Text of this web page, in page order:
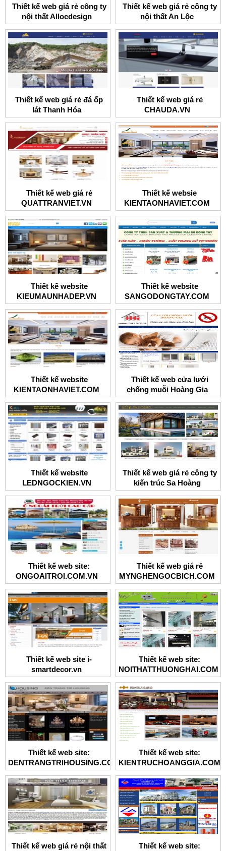
Thiết kế web giá rẻ công ty
nội thất Allocdesign
Thiết kế web giá rẻ công ty
nội thất An Lộc
Thiết kế web giá rẻ đá ốp
lát Thanh Hóa
Thiết kế web giá rẻ
CHAUDA.VN
Thiết kế web giá rẻ
QUATTRANVIET.VN
Thiết kế websie
KIENTAONHAVIET.COM
Thiết kế website
KIEUMAUNHADEP.VN
Thiết kế website
SANGODONGTAY.COM
Thiết kế website
KIENTAONHAVIET.COM
Thiết kế web cửa lưới
chống muỗi Hoàng Gia
Thiết kế website
LEDNGOCKIEN.VN
Thiết kế web giá rẻ công ty
kiến trúc Sa Hoàng
Thiết kế web site:
ONGOAITROI.COM.VN
Thiết kế web giá rẻ
MYNGHENGOCBICH.COM
Thiết kế web site i-
smartdecor.vn
Thiết kế web site:
NOITHATTHUONGHAI.COM
Thiết kế web site:
DENTRANGTRIHOUSING.COM
Thiết kế web site:
KIENTRUCHOANGGIA.COM
Thiết kế web giá rẻ nội thất
Thiết kế web site: